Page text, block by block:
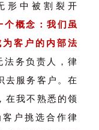
形中被割裂开
个概念：我们虽
客户的内部法
法务负责人，律
去服务客户。在
在我不熟悉的领
户挑选合作律